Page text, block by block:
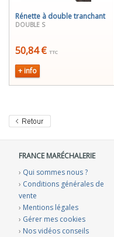
Rénette à double tranchant
DOUBLE S
50,84 € TTC
+ info
FRANCE MARÉCHALERIE
› Qui sommes nous ?
› Conditions générales de
vente
› Mentions légales
› Gérer mes cookies
› Nos vidéos conseils